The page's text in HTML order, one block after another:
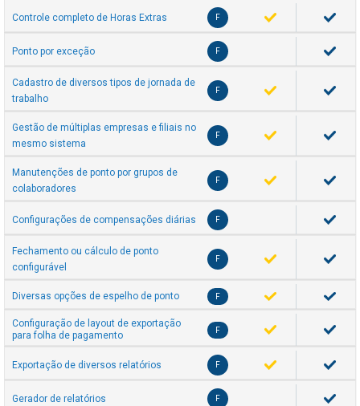
Controle completo de Horas Extras F
Ponto por exceção F
Cadastro de diversos tipos de jornada de
trabalho
F
Gestão de múltiplas empresas e filiais no
mesmo sistema
F
Manutenções de ponto por grupos de
colaboradores
F
Configurações de compensações diárias F
Fechamento ou cálculo de ponto
configurável
F
Diversas opções de espelho de ponto F
Configuração de layout de exportação
para folha de pagamento
F
Exportação de diversos relatórios F
Gerador de relatórios F